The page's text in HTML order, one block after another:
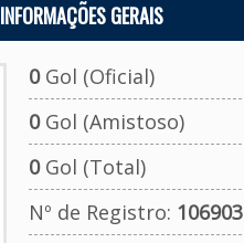
INFORMAÇÕES GERAIS
0Gol (Oficial)
0Gol (Amistoso)
0Gol (Total)
Nº de Registro: 106903